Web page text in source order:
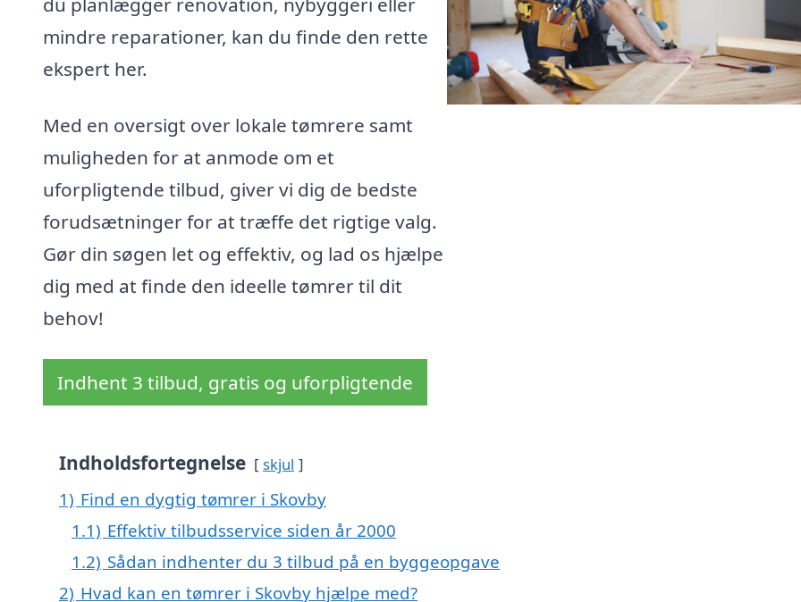
mindre reparationer, kan du finde den rette
ekspert her.
Med en oversigt over lokale tømrere samt
muligheden for at anmode om et
uforpligtende tilbud, giver vi dig de bedste
forudsætninger for at træffe det rigtige valg.
Gør din søgen let og effektiv, og lad os hjælpe
dig med at finde den ideelle tømrer til dit
behov!
Indhent 3 tilbud, gratis og uforpligtende
Indholdsfortegnelse skjul
1) Find en dygtig tømrer i Skovby
1.1) Effektiv tilbudsservice siden år 2000
1.2) Sådan indhenter du 3 tilbud på en byggeopgave
2) Hvad kan en tømrer i Skovby hjælpe med?